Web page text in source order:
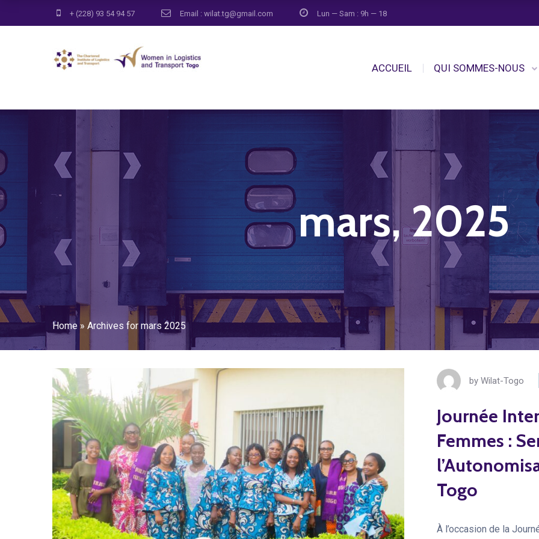
+ (228) 93 54 94 57 Email : wilat.tg@gmail.com Lun — Sam : 9h — 18
ACCUEIL QUI SOMMES-NOUS
mars, 2025
Home » Archives for mars 2025
by Wilat-Togo
Journée
Femmes :
Togo
À l’occasion de la